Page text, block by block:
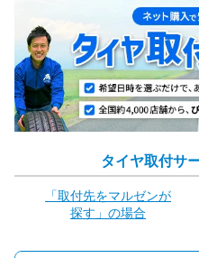
タイヤ取付サ
「取付先をマルゼンが
探す」の場合